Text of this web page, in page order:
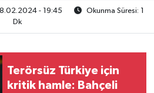
- 19:45
Okunma Süresi: 1
Dk
Terörsüz Türkiye için
kritik hamle: Bahçeli